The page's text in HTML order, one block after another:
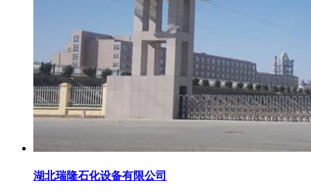
湖北瑞隆石化设备有限公司